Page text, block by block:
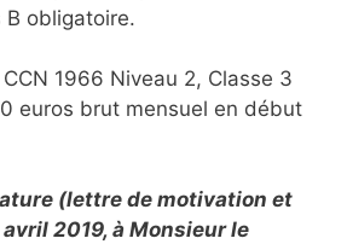
B obligatoire.
CCN 1966 Niveau 2, Classe 3
euros brut mensuel en début
(lettre de motivation et
2019, à Monsieur le